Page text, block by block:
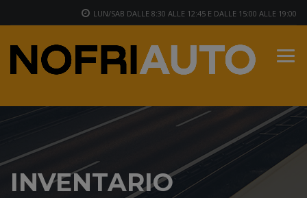
LUN/SAB DALLE 8:30 ALLE 12:45 E DALLE 15:00 ALLE 19:00
INVENTARIO